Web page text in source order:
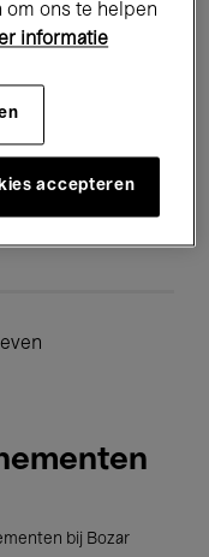
Global Music
bij Bozar
om ons te helpen
informatie
accepteren